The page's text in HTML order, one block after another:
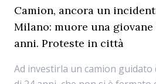
Camion, ancora un
Milano: muore una giovane
anni. Proteste in città
Ad investirla un camion